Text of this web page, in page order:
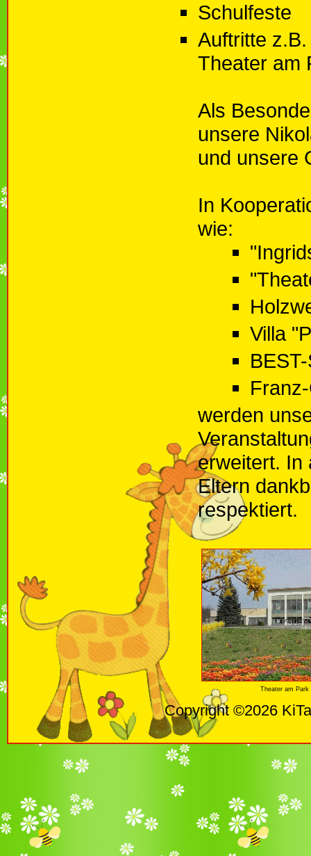
Schulfeste
Auftritte
Theater am
Als
unsere
und unsere
In
wie:
Villa
werden
erweitert. In
Eltern
respektiert.
Theater am Park
Copyright ©2026